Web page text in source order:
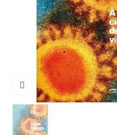
Clique para ampliar